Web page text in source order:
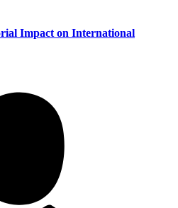
Impact on International